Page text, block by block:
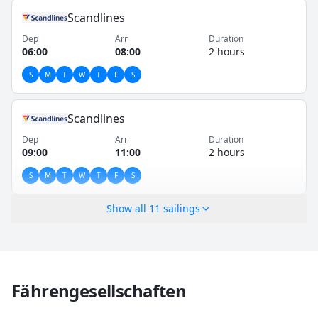
Scandlines
Dep
06:00
Arr
08:00
Duration
2 hours
S M T W T F S
Scandlines
Dep
09:00
Arr
11:00
Duration
2 hours
S M T W T F S
Show all 11 sailings
Fährengesellschaften